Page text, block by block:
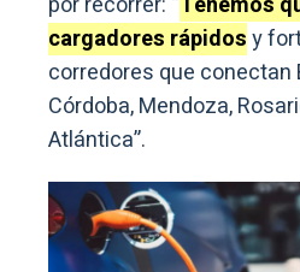
cargadores rápidosy
corredores que conectan
Córdoba, Mendoza,
Atlántica”.